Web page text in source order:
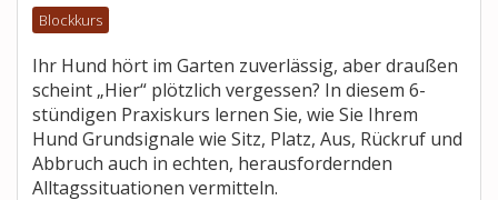
Blockkurs
Ihr Hund hört im Garten zuverlässig, aber draußen
scheint „Hier“ plötzlich vergessen? In diesem 6-
stündigen Praxiskurs lernen Sie, wie Sie Ihrem
Hund Grundsignale wie Sitz, Platz, Aus, Rückruf und
Abbruch auch in echten, herausfordernden
Alltagssituationen vermitteln.